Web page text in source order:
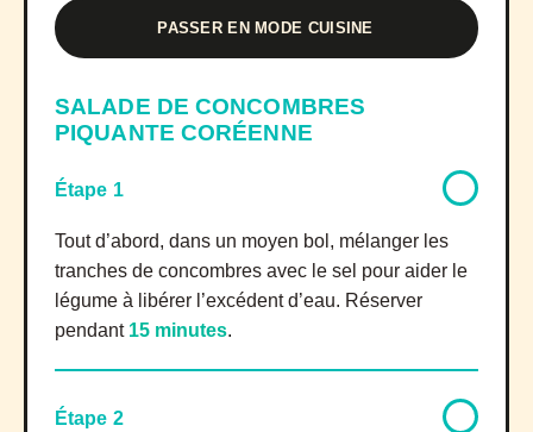
PASSER EN MODE CUISINE
SALADE DE CONCOMBRES
PIQUANTE CORÉENNE
Étape 1
Tout d’abord, dans un moyen bol, mélanger les
tranches de concombres avec le sel pour aider le
légume à libérer l’excédent d’eau. Réserver
pendant 15 minutes.
Étape 2